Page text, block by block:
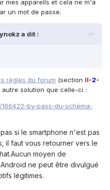
mes appareils et cela ne m'a
un mot de passe.
a dit :
règles du forum (section II-2-
solution que celle-ci :
by-pass-du-schéma-
si le smartphone n'est pas
il faut vous retourner vers le
moyen de
ne peut être divulgué
légitimes.